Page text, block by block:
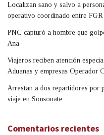
Localizan sano y salvo a
operativo coordinado entre
PNC capturó a hombre que
Ana
Viajeros reciben atención
Aduanas y empresas Operador
Arrestan a dos repartidores por
viaje en Sonsonate
Comentarios recientes